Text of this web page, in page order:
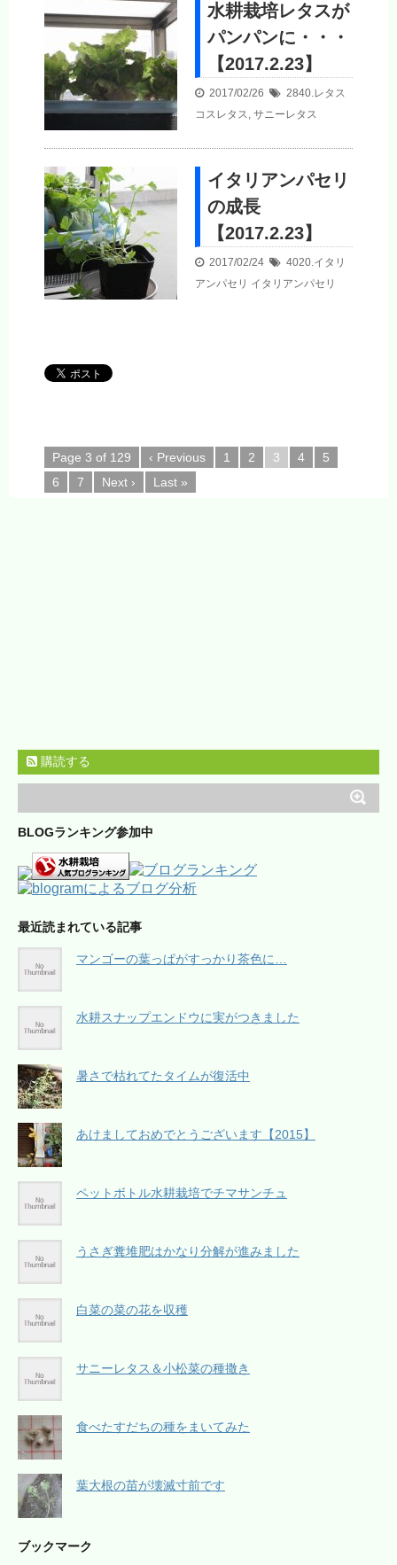
水耕栽培レタスが
パンパンに・・・
【2017.2.23】
2017/02/26
2840.レタス
コスレタス, サニーレタス
イタリアンパセリ
の成長
【2017.2.23】
2017/02/24
4020.イタリ
アンパセリ イタリアンパセリ
Page 3 of 129 ‹ Previous 1 2 3 4
5
6
7 Next › Last »
購読する
BLOGランキング参加中
最近読まれている記事
マンゴーの葉っぱがすっかり茶色に…
水耕スナップエンドウに実がつきました
暑さで枯れてたタイムが復活中
あけましておめでとうございます【2015】
ペットボトル水耕栽培でチマサンチュ
うさぎ糞堆肥はかなり分解が進みました
白菜の菜の花を収穫
サニーレタス＆小松菜の種撒き
食べたすだちの種をまいてみた
葉大根の苗が壊滅寸前です
ブックマーク